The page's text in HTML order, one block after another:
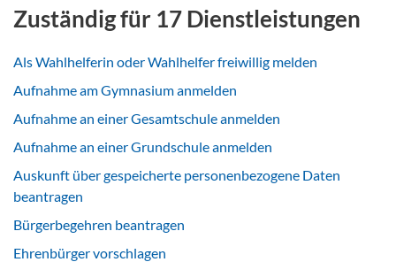
Zuständig für 17 Dienstleistungen
Als Wahlhelferin oder Wahlhelfer freiwillig melden
Aufnahme am Gymnasium anmelden
Aufnahme an einer Gesamtschule anmelden
Aufnahme an einer Grundschule anmelden
Auskunft über gespeicherte personenbezogene Daten
beantragen
Bürgerbegehren beantragen
Ehrenbürger vorschlagen